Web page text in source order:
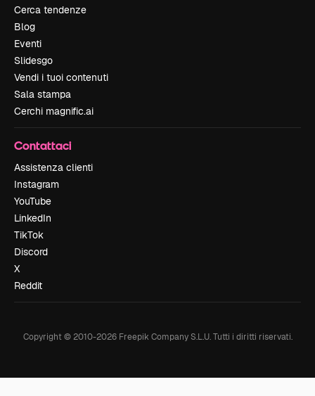
Cerca tendenze
Blog
Eventi
Slidesgo
Vendi i tuoi contenuti
Sala stampa
Cerchi magnific.ai
Contattaci
Assistenza clienti
Instagram
YouTube
LinkedIn
TikTok
Discord
X
Reddit
Copyright © 2010-2026Freepik Company S.L.U. Tutti i diritti riservati.